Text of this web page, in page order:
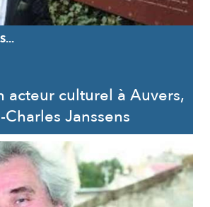
acteur culturel à Auvers,
Janssens